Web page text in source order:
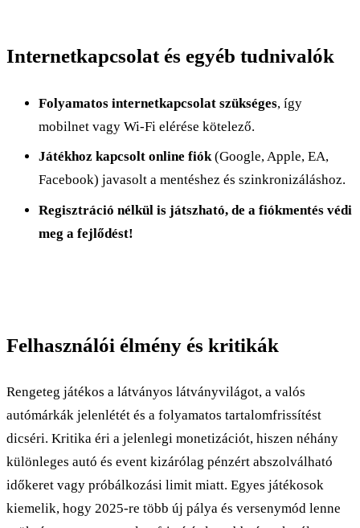
Internetkapcsolat és egyéb tudnivalók
Folyamatos internetkapcsolat szükséges, így
mobilnet vagy Wi-Fi elérése kötelező.
Játékhoz kapcsolt online fiók(Google, Apple, EA,
Facebook) javasolt a mentéshez és szinkronizáláshoz.
Regisztráció nélkül is játszható, de a fiókmentés védi
meg a fejlődést!
Felhasználói élmény és kritikák
Rengeteg játékos a látványos látványvilágot, a valós
autómárkák jelenlétét és a folyamatos tartalomfrissítést
dicséri. Kritika éri a jelenlegi monetizációt, hiszen néhány
különleges autó és event kizárólag pénzért abszolválható
időkeret vagy próbálkozási limit miatt. Egyes játékosok
kiemelik, hogy 2025-re több új pálya és versenymód lenne